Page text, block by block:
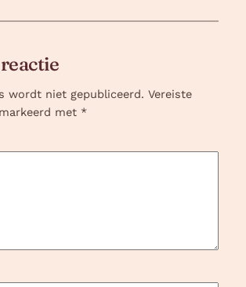
wordt niet gepubliceerd. Vereiste
met *